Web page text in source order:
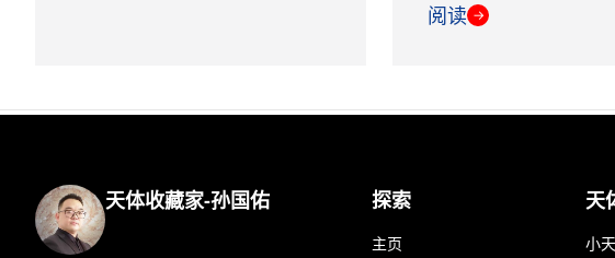
阅读 →
天体收藏家-孙国佑 探索
主页
天
小